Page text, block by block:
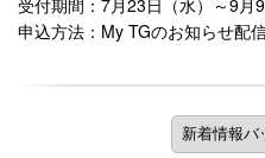
申込方法：My TGのお知らせ配